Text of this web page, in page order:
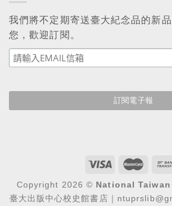
我們將不定期寄送臺大紀念品的新
您，歡迎訂閱。
Copyright 2026 © National
臺大出版中心校史館書店｜